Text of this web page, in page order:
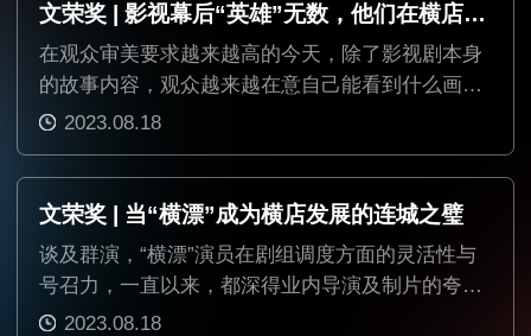
文荣奖 | 影视幕后“英雄”无数，他们在横店走上台前
在观众审美要求越来越高的今天，除了影视剧本身
的故事内容，观众越来越在意自己能看到什么画
面，一部影视剧的美术指导也渐渐被大家关注。
2023.08.18
文荣奖 | 当“横漂”成为横店发展的连城之璧
谈及群演，“横漂”演员在剧组调度方面的灵活性与
号召力，一直以来，都深得业内导演及制片的夸
赞。2023.08.18